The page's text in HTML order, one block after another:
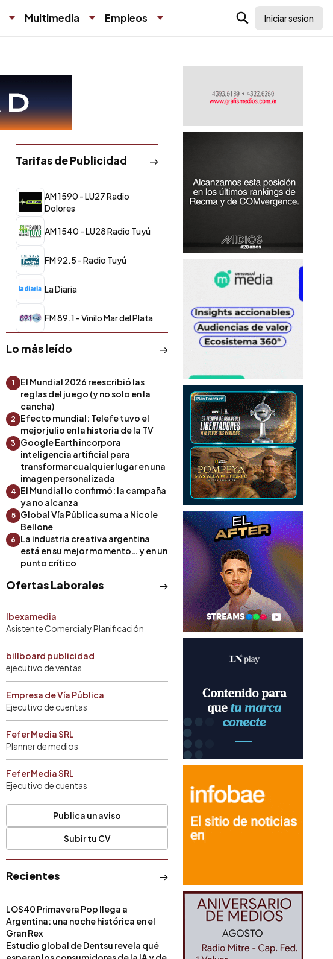
Multimedia Empleos Iniciar sesion
Tarifas de Publicidad
AM 1590 - LU27 Radio
Dolores
AM 1540 - LU28 Radio Tuyú
FM 92.5 - Radio Tuyú
La Diaria
FM 89.1 - Vinilo Mar del Plata
Lo más leído
1
El Mundial 2026 reescribió las
reglas del juego (y no solo en la
cancha)
2
Efecto mundial: Telefe tuvo el
mejor julio en la historia de la TV
3
Google Earth incorpora
inteligencia artificial para
transformar cualquier lugar en una
imagen personalizada
4 El Mundial lo confirmó: la campaña
ya no alcanza
5
Global Vía Pública suma a Nicole
Bellone
6
La industria creativa argentina
está en su mejor momento… y en un
punto crítico
Ofertas Laborales
Ibexamedia
Asistente Comercial y Planificación
billboard publicidad
ejecutivo de ventas
Empresa de Vía Pública
Ejecutivo de cuentas
Fefer Media SRL
Planner de medios
Fefer Media SRL
Ejecutivo de cuentas
Publica un aviso
Subir tu CV
Recientes
LOS40 Primavera Pop llega a
Argentina: una noche histórica en el
Gran Rex
Estudio global de Dentsu revela qué